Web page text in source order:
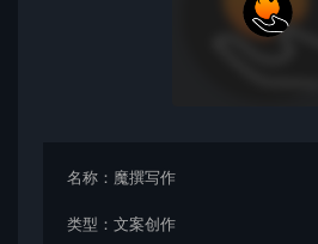
名称： 魔撰写作
类型： 文案创作